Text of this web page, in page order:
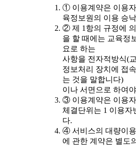
① 이용계약은 이용
육정보원의 이용 승
② 제 1항의 규정에
을 할 때에는 교육정
요로 하는
사항을 전자적방식(
정보처리 장치에 접
는 것을 말합니다)
이나 서면으로 하여
③ 이용계약은 이용
체결단위는 1 이용자
다.
④ 서비스의 대량이
에 관한 계약은 별도